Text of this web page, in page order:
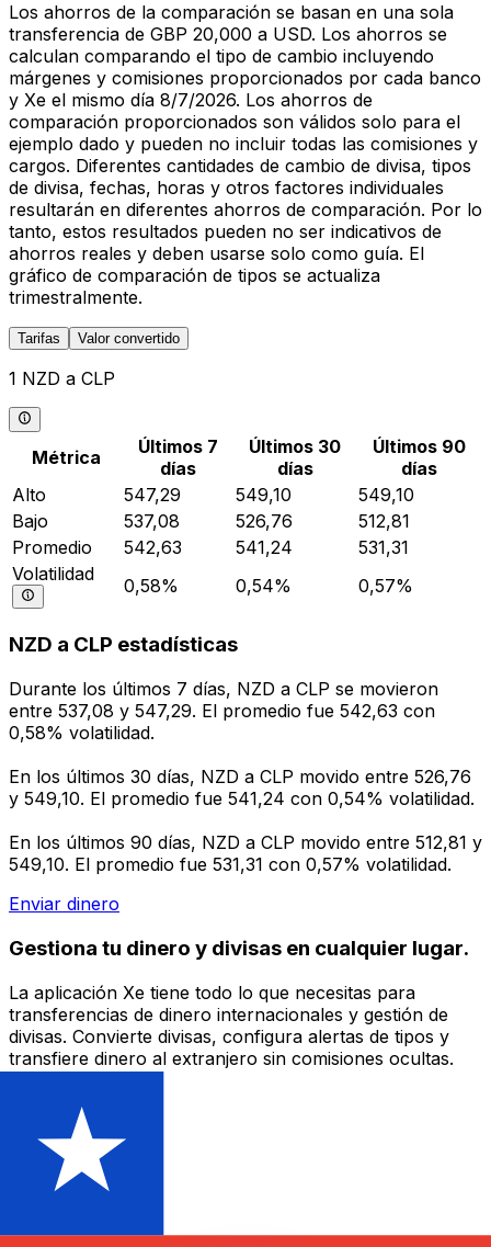
Los ahorros de la comparación se basan en una sola
transferencia de GBP 20,000 a USD. Los ahorros se
calculan comparando el tipo de cambio incluyendo
márgenes y comisiones proporcionados por cada banco
y Xe el mismo día 8/7/2026. Los ahorros de
comparación proporcionados son válidos solo para el
ejemplo dado y pueden no incluir todas las comisiones y
cargos. Diferentes cantidades de cambio de divisa, tipos
de divisa, fechas, horas y otros factores individuales
resultarán en diferentes ahorros de comparación. Por lo
tanto, estos resultados pueden no ser indicativos de
ahorros reales y deben usarse solo como guía. El
gráfico de comparación de tipos se actualiza
trimestralmente.
Tarifas Valor convertido
1 NZD a CLP
Métrica
Últimos 7
días
Últimos 30
días
Últimos 90
días
Alto
547,29 549,10
549,10
Bajo
537,08 526,76
512,81
Promedio
542,63 541,24
531,31
Volatilidad
0,58% 0,54% 0,57%
NZD a CLP estadísticas
Durante los últimos 7 días, NZD a CLP se movieron
entre 537,08 y 547,29. El promedio fue 542,63 con
0,58% volatilidad.
En los últimos 30 días, NZD a CLP movido entre 526,76
y 549,10. El promedio fue 541,24 con 0,54% volatilidad.
En los últimos 90 días, NZD a CLP movido entre 512,81 y
549,10. El promedio fue 531,31 con 0,57% volatilidad.
Enviar dinero
Gestiona tu dinero y divisas en cualquier lugar.
La aplicación Xe tiene todo lo que necesitas para
transferencias de dinero internacionales y gestión de
divisas. Convierte divisas, configura alertas de tipos y
transfiere dinero al extranjero sin comisiones ocultas.